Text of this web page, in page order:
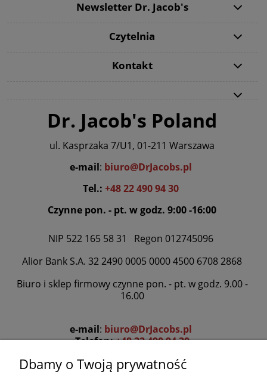
Newsletter Dr. Jacob's
Czytelnia
Kontakt
Dr. Jacob's Poland
ul. Kasprzaka 7/U1, 01-211 Warszawa
e-mail: biuro@DrJacobs.pl
Tel.: +48 22 490 94 30
Czynne pon. - pt. w godz. 9:00 -16:00
NIP 522 165 58 31 Regon 012745096
Alior Bank S.A. 32 2490 0005 0000 4500 6708 2868
Biuro i sklep firmowy czynne pon. - pt. w godz. 9.00 -
16.00
e-mail: biuro@DrJacobs.pl
Telefon:+48 22 490 94 30
Dbamy o Twoją prywatność